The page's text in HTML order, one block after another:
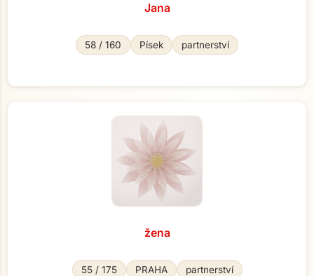
Jana
58 / 160 Písek partnerství
žena
55 / 175 PRAHA partnerství